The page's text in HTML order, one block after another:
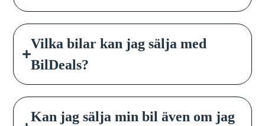
Vilka bilar kan jag sälja med
BilDeals?
Kan jag sälja min bil även om jag